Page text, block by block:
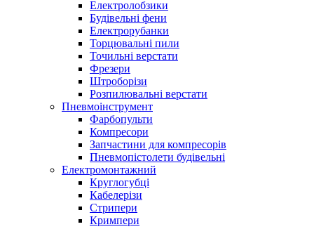
Електролобзики
Будівельні фени
Електрорубанки
Торцювальні пили
Точильні верстати
Фрезери
Штроборізи
Розпилювальні верстати
Пневмоінструмент
Фарбопульти
Компресори
Запчастини для компресорів
Пневмопістолети будівельні
Електромонтажний
Круглогубці
Кабелерізи
Стрипери
Кримпери